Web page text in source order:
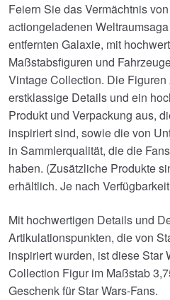
Feiern Sie das Vermächtnis
actiongeladenen
entfernten Galaxie, mit
Maßstabsfiguren und
Vintage Collection. Die
erstklassige Details und ein
Produkt und Verpackung aus,
inspiriert sind, sowie die von
in Sammlerqualität, die die
haben. (Zusätzliche Produkte
erhältlich. Je nach
Mit hochwertigen Details und
Artikulationspunkten, die von
inspiriert wurden, ist diese Star
Collection Figur im Maßstab
Geschenk für Star Wars-Fans.